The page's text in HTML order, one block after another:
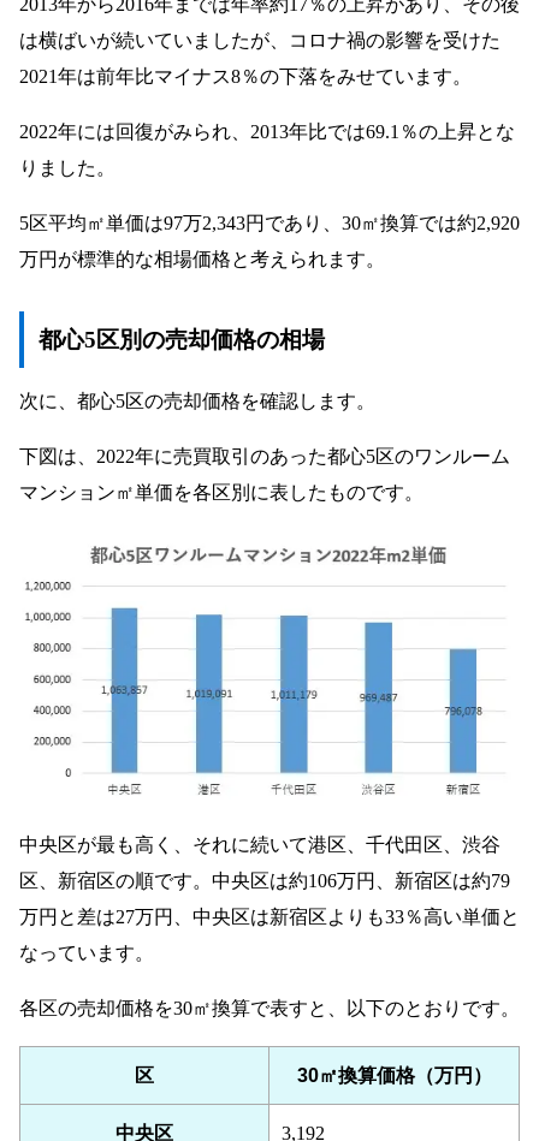
は横ばいが続いていましたが、コロナ禍の影響を受けた
2021年は前年比マイナス8％の下落をみせています。
2022年には回復がみられ、2013年比では69.1％の上昇とな
りました。
5区平均㎡単価は97万2,343円であり、30㎡換算では約2,920
万円が標準的な相場価格と考えられます。
都心5区別の売却価格の相場
次に、都心5区の売却価格を確認します。
下図は、2022年に売買取引のあった都心5区のワンルーム
マンション㎡単価を各区別に表したものです。
中央区が最も高く、それに続いて港区、千代田区、渋谷
区、新宿区の順です。中央区は約106万円、新宿区は約79
万円と差は27万円、中央区は新宿区よりも33％高い単価と
なっています。
各区の売却価格を30㎡換算で表すと、以下のとおりです。
区 30㎡換算価格（万円）
中央区 3,192